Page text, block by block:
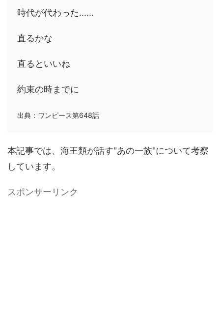
時代が代わった......
直るかな
直るといいね
約束の時までに
出典：ワンピース第648話
本記事では、海王類が話す"あの一族"について考察
しています。
スポンサーリンク